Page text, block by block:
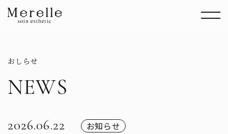
おしらせ
NEWS
2026.06.22 お知らせ